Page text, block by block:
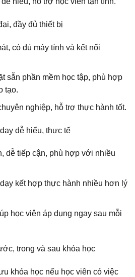
đầy đủ thiết bị
có đủ máy tính và kết nối
sẵn phần mềm học tập, phù hợp
tạo.
nghiệp, hỗ trợ thực hành tốt.
dễ hiểu, thực tế
dễ tiếp cận, phù hợp với nhiều
kết hợp thực hành nhiều hơn lý
học viên áp dụng ngay sau mỗi
trong và sau khóa học
khóa học nếu học viên có việc